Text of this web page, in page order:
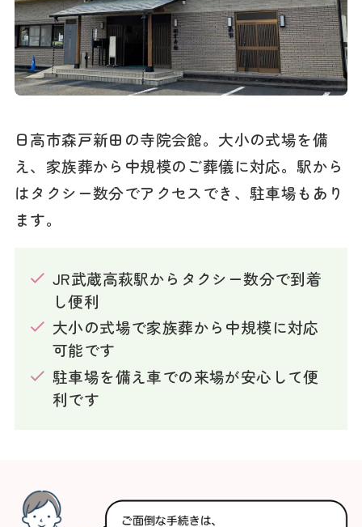
日高市森戸新田の寺院会館。大小の式場を備
え、家族葬から中規模のご葬儀に対応。駅から
はタクシー数分でアクセスでき、駐車場もあり
ます。
JR武蔵高萩駅からタクシー数分で到着
し便利
大小の式場で家族葬から中規模に対応
可能です
駐車場を備え車での来場が安心して便
利です